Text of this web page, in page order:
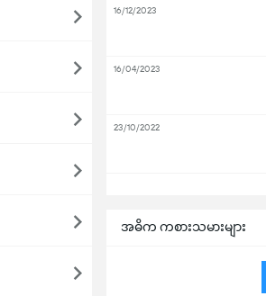
အဓိက ကစားသမားများ
16/12/2023
16/04/2023
23/10/2022